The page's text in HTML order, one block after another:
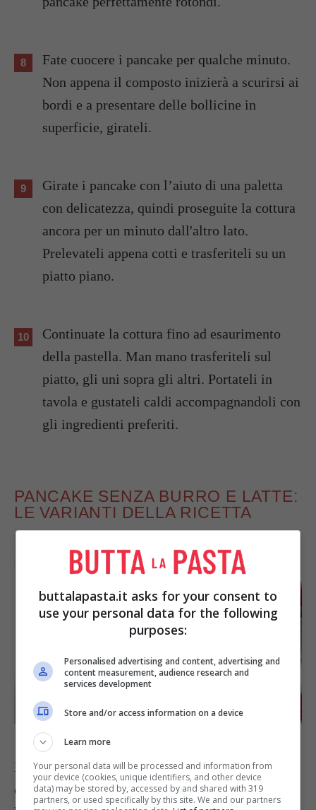
Fate cuocere i pancake per qualche minuto.
Non appena il composto inizierà a scurirsi ai
bordi e a presentare delle bollicine in
superficie, girateli.
Girate i pancake con l’aiuto di una paletta
con delicatezza, quindi proseguite la cottura
ancora per un minuto dall'altro lato.
Prelevateli appena cotti e trasferiteli su un
piatto piano.
Continuate la cottura fino ad esaurimento
della pastella. Man mano trasferiteli sul
piatto, gli uni sopra gli altri. Portateli in
tavola e gustateli caldi accompagnandoli con
gli ingredienti preferiti.
PANCAKE SENZA BURRO E LATTE:
LE VARIANTI DELLA RICETTA
La ricetta può essere modificata ulteriormente:
che ne dite di provare ipancake senza latte e
buttalapasta.it asks for your consent to
use your personal data for the following
purposes:
Personalised advertising and content, advertising and
content measurement, audience research and
services development
Store and/or access information on a device
Learn more
Your personal data will be processed and information from
your device (cookies, unique identifiers, and other device
data) may be stored by, accessed by and shared with 319
partners, or used specifically by this site. We and our partners